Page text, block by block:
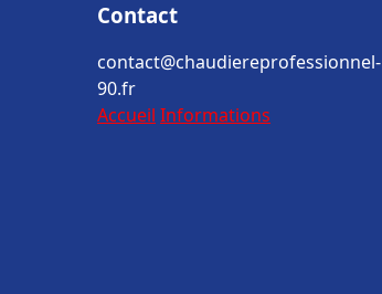
Contact
contact@chaudiereprofessionnel-
90.fr
Accueil Informations